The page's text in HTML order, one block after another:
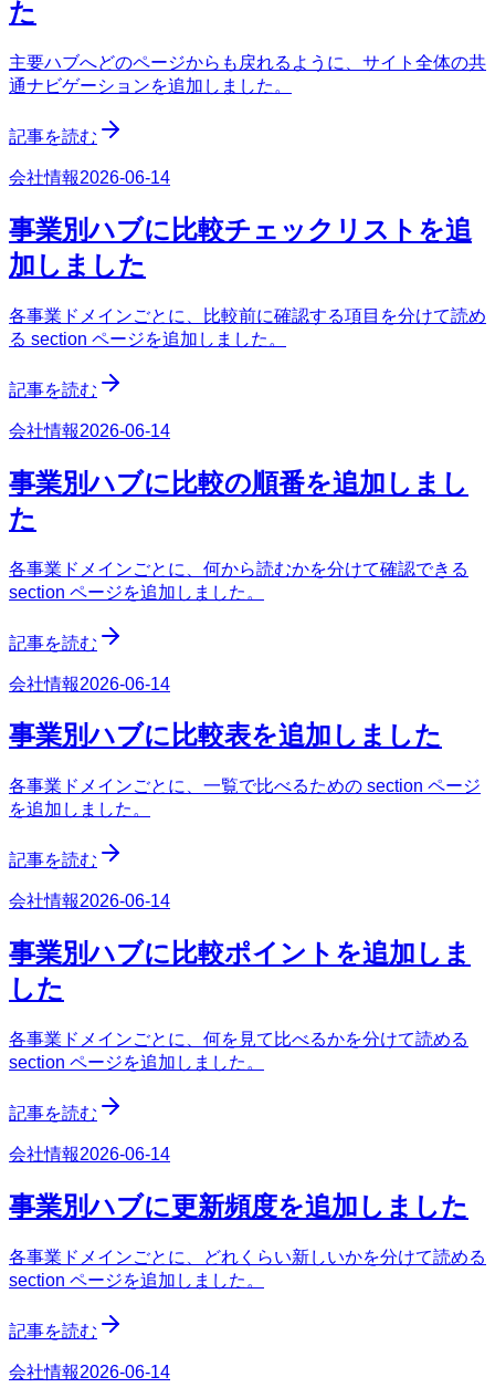
た
主要ハブへどのページからも戻れるように、サイト全体の共
通ナビゲーションを追加しました。
記事を読む
会社情報2026-06-14
事業別ハブに比較チェックリストを追
加しました
各事業ドメインごとに、比較前に確認する項目を分けて読め
る section ページを追加しました。
記事を読む
会社情報2026-06-14
事業別ハブに比較の順番を追加しまし
た
各事業ドメインごとに、何から読むかを分けて確認できる
section ページを追加しました。
記事を読む
会社情報2026-06-14
事業別ハブに比較表を追加しました
各事業ドメインごとに、一覧で比べるための section ページ
を追加しました。
記事を読む
会社情報2026-06-14
事業別ハブに比較ポイントを追加しま
した
各事業ドメインごとに、何を見て比べるかを分けて読める
section ページを追加しました。
記事を読む
会社情報2026-06-14
事業別ハブに更新頻度を追加しました
各事業ドメインごとに、どれくらい新しいかを分けて読める
section ページを追加しました。
記事を読む
会社情報2026-06-14